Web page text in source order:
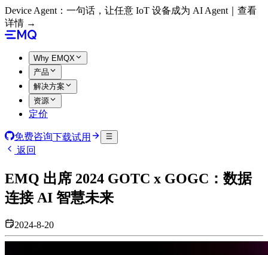
Device Agent：一句话，让任意 IoT 设备成为 AI Agent｜查看
详情 →
Why EMQX
产品
解决方案
资源
定价
免费咨询下载试用
返回
EMQ 出席 2024 GOTC x GOGC：数据
连接 AI 智慧未来
2024-8-20